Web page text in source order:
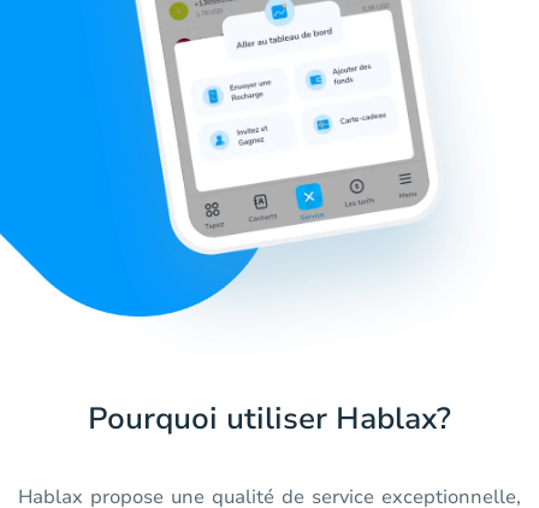
Pourquoi utiliser Hablax?
Hablax propose une qualité de service exceptionnelle,